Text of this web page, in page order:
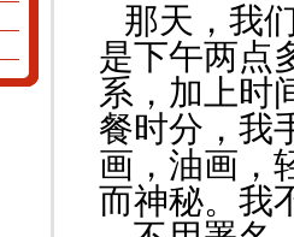
那天，我
是下午两点
系，加上时
餐时分，我
画，油画，
而神秘。我